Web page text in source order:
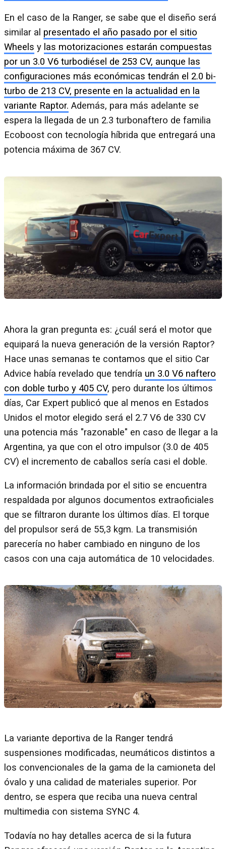
En el caso de la Ranger, se sabe que el diseño será
similar al presentado el año pasado por el sitio
Wheels y las motorizaciones estarán compuestas
por un 3.0 V6 turbodiésel de 253 CV, aunque las
configuraciones más económicas tendrán el 2.0 bi-
turbo de 213 CV, presente en la actualidad en la
variante Raptor. Además, para más adelante se
espera la llegada de un 2.3 turbonaftero de familia
Ecoboost con tecnología híbrida que entregará una
potencia máxima de 367 CV.
Ahora la gran pregunta es: ¿cuál será el motor que
equipará la nueva generación de la versión Raptor?
Hace unas semanas te contamos que el sitio Car
Advice había revelado que tendría un 3.0 V6 naftero
con doble turbo y 405 CV, pero durante los últimos
días, Car Expert publicó que al menos en Estados
Unidos el motor elegido será el 2.7 V6 de 330 CV
una potencia más "razonable" en caso de llegar a la
Argentina, ya que con el otro impulsor (3.0 de 405
CV) el incremento de caballos sería casi el doble.
La información brindada por el sitio se encuentra
respaldada por algunos documentos extraoficiales
que se filtraron durante los últimos días. El torque
del propulsor será de 55,3 kgm. La transmisión
parecería no haber cambiado en ninguno de los
casos con una caja automática de 10 velocidades.
La variante deportiva de la Ranger tendrá
suspensiones modificadas, neumáticos distintos a
los convencionales de la gama de la camioneta del
óvalo y una calidad de materiales superior. Por
dentro, se espera que reciba una nueva central
multimedia con sistema SYNC 4.
Todavía no hay detalles acerca de si la futura